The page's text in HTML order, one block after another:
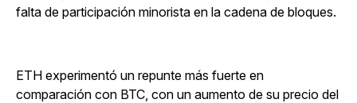
falta de participación minorista en la cadena de bloques.
ETH experimentó un repunte más fuerte en
comparación con BTC, con un aumento de su precio del